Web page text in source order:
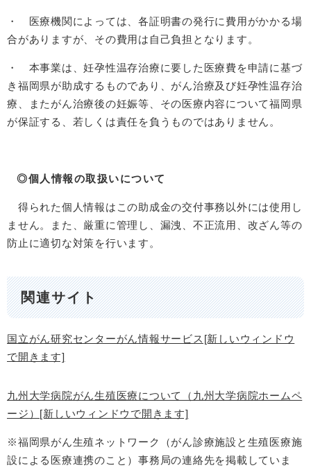
・ 医療機関によっては、各証明書の発行に費用がかかる場
合がありますが、その費用は自己負担となります。
・ 本事業は、妊孕性温存治療に要した医療費を申請に基づ
き福岡県が助成するものであり、がん治療及び妊孕性温存治
療、またがん治療後の妊娠等、その医療内容について福岡県
が保証する、若しくは責任を負うものではありません。
◎個人情報の取扱いについて
得られた個人情報はこの助成金の交付事務以外には使用し
ません。また、厳重に管理し、漏洩、不正流用、改ざん等の
防止に適切な対策を行います。
関連サイト
国立がん研究センターがん情報サービス[新しいウィンドウ
で開きます]
九州大学病院がん生殖医療について（九州大学病院ホームペ
ージ）[新しいウィンドウで開きます]
※福岡県がん生殖ネットワーク（がん診療施設と生殖医療施
設による医療連携のこと）事務局の連絡先を掲載していま